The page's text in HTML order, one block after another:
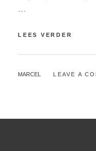
…
LEES VERDER
VELO
BY
MARCEL LEAVE A